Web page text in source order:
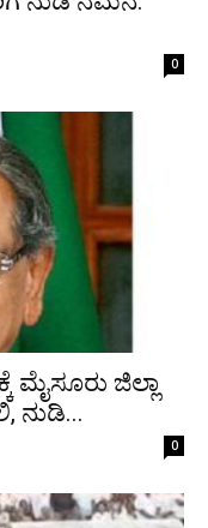
0
ಮೈಸೂರು ಜಿಲ್ಲಾ
ನುಡಿ...
0